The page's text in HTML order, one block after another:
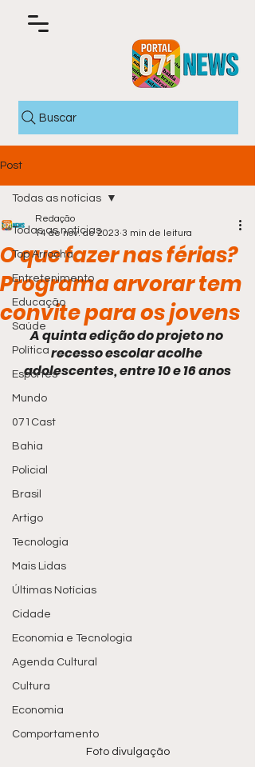
Buscar
Post
Todas as notícias
Top Arrocha
Entretenimento
Educação
Saúde
Política
Esportes
Mundo
071Cast
Bahia
Policial
Brasil
Artigo
Tecnologia
Mais Lidas
Últimas Notícias
Cidade
Economia e Tecnologia
Agenda Cultural
Cultura
Economia
Comportamento
Todas as notícias
O que fazer nas férias?
Programa arvorar tem
convite para os jovens
Redação
14 de nov. de 2023 3 min de leitura
A quinta edição do projeto no
recesso escolar acolhe
adolescentes, entre 10 e 16 anos
Foto divulgação